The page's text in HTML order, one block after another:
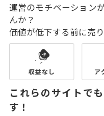
運営のモチベーション
んか？
価値が低下する前に売
これらのサイトでも
す！